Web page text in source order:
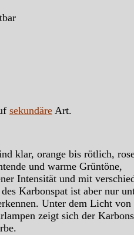
sekundäre Art.
klar, orange bis rötlich,
und warme Grüntöne,
Intensität und mit
Karbonspat ist aber nur
Unter dem Licht von
zeigt sich der